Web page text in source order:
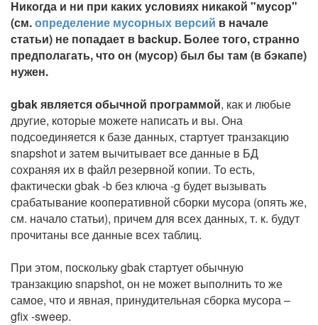
Никогда и ни при каких условиях никакой "мусор"
(см.определение мусорных версий в начале
статьи) не попадает в backup. Более того, странно
предполагать, что он (мусор) был бы там (в бэкапе)
нужен.
gbak является обычной программой, как и любые
другие, которые можете написать и вы. Она
подсоединяется к базе данных, стартует транзакцию
snapshot и затем вычитывает все данные в БД
сохраняя их в файл резервной копии. То есть,
фактически gbak -b без ключа -g будет вызывать
срабатывание кооперативной сборки мусора (опять же,
см. начало статьи), причем для всех данных, т. к. будут
прочитаны все данные всех таблиц.
При этом, поскольку gbak стартует обычную
транзакцию snapshot, он не может выполнить то же
самое, что и явная, принудительная сборка мусора –
gfix -sweep.